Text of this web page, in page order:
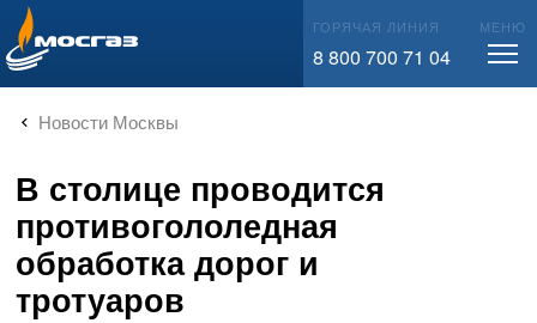
info@mos-gaz.ru ГОРЯЧАЯ ЛИНИЯ
8 800 700 71 04
МЕНЮ
Новости Москвы
В столице проводится
противогололедная
обработка дорог и
тротуаров